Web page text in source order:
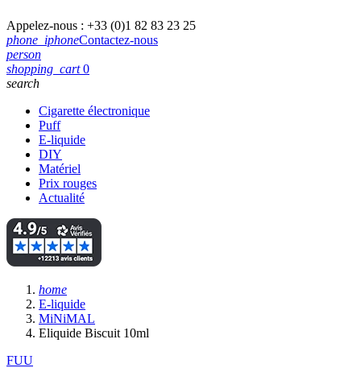
Appelez-nous : +33 (0)1 82 83 23 25
phone_iphoneContactez-nous
person
shopping_cart 0
search
Cigarette électronique
Puff
E-liquide
DIY
Matériel
Prix rouges
Actualité
home
E-liquide
MiNiMAL
Eliquide Biscuit 10ml
FUU